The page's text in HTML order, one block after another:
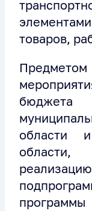
товаров,
области